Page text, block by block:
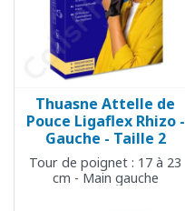
Thuasne Attelle de
Pouce Ligaflex Rhizo -
Gauche - Taille 2
Tour de poignet : 17 à 23
cm - Main gauche